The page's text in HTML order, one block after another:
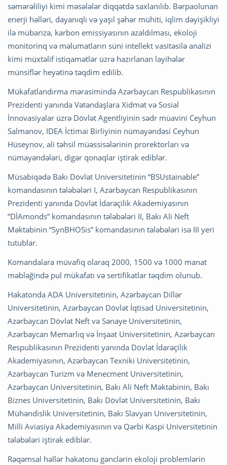
səmərəliliyi kimi məsələlər diqqətdə saxlanılıb. Bərpaolunan
enerji həlləri, dayanıqlı və yaşıl şəhər mühiti, iqlim dəyişikliyi
ilə mübarizə, karbon emissiyasının azaldılması, ekoloji
monitorinq və məlumatların süni intellekt vasitəsilə analizi
kimi müxtəlif istiqamətlər üzrə hazırlanan layihələr
münsiflər heyətinə təqdim edilib.
Mükafatlandırma mərasimində Azərbaycan Respublikasının
Prezidenti yanında Vətəndaşlara Xidmət və Sosial
İnnovasiyalar üzrə Dövlət Agentliyinin sədr müavini Ceyhun
Salmanov, IDEA İctimai Birliyinin nümayəndəsi Ceyhun
Hüseynov, ali təhsil müəssisələrinin prorektorları və
nümayəndələri, digər qonaqlar iştirak ediblər.
Müsabiqədə Bakı Dövlət Universitetinin “BSUstainable”
komandasının tələbələri I, Azərbaycan Respublikasının
Prezidenti yanında Dövlət İdarəçilik Akademiyasının
“DİAmonds” komandasının tələbələri II, Bakı Ali Neft
Məktəbinin “SynBHOSis” komandasının tələbələri isə III yeri
tutublar.
Komandalara müvafiq olaraq 2000, 1500 və 1000 manat
məbləğində pul mükafatı və sertifikatlar təqdim olunub.
Hakatonda ADA Universitetinin, Azərbaycan Dillər
Universitetinin, Azərbaycan Dövlət İqtisad Universitetinin,
Azərbaycan Dövlət Neft və Sənaye Universitetinin,
Azərbaycan Memarlıq və İnşaat Universitetinin, Azərbaycan
Respublikasının Prezidenti yanında Dövlət İdarəçilik
Akademiyasının, Azərbaycan Texniki Universitetinin,
Azərbaycan Turizm və Menecment Universitetinin,
Azərbaycan Universitetinin, Bakı Ali Neft Məktəbinin, Bakı
Biznes Universitetinin, Bakı Dövlət Universitetinin, Bakı
Mühəndislik Universitetinin, Bakı Slavyan Universitetinin,
Milli Aviasiya Akademiyasının və Qərbi Kaspi Universitetinin
tələbələri iştirak ediblər.
Rəqəmsal həllər hakatonu gənclərin ekoloji problemlərin